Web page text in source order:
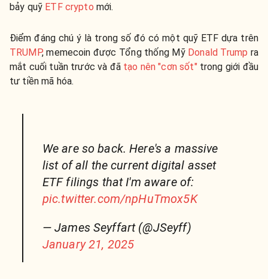
bảy quỹ ETF crypto mới.
Điểm đáng chú ý là trong số đó có một quỹ ETF dựa trên
TRUMP, memecoin được Tổng thống Mỹ Donald Trump ra
mắt cuối tuần trước và đã tạo nên "cơn sốt"trong giới đầu
tư tiền mã hóa.
We are so back. Here's a massive
list of all the current digital asset
ETF filings that I'm aware of:
pic.twitter.com/npHuTmox5K
— James Seyffart (@JSeyff)
January 21, 2025